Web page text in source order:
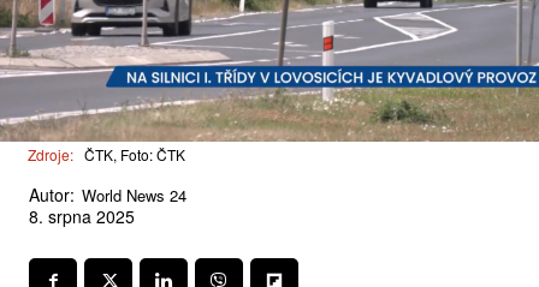
Zdroje: ČTK, Foto: ČTK
Autor: World News 24
8. srpna 2025